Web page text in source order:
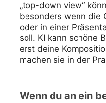
„top-down view“
besonders wenn die
oder in einer
soll. KI kann schöne
erst deine
machen sie in der
Wenn du an ein